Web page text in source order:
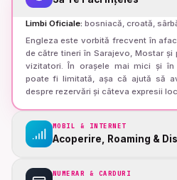
Limbi Oficiale: bosniacă, croată,
Engleza este vorbită frecvent în
de către tineri în Sarajevo, Mostar și
vizitatori. În orașele mai mici și în
poate fi limitată, așa că ajută să
despre rezervări și câteva expresii
MOBIL & INTERNET
Acoperire, Roaming &
NUMERAR & CARDURI